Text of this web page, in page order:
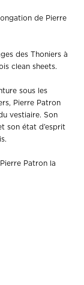
de Pierre
des Thoniers à
clean sheets.
sous les
Pierre Patron
vestiaire. Son
son état d’esprit
Patron la